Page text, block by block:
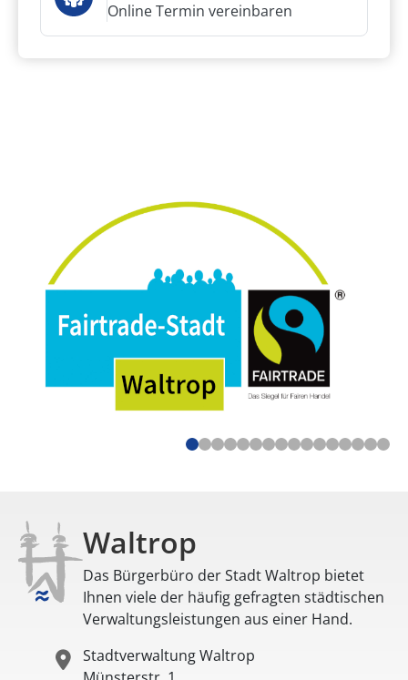
Online Termin vereinbaren
Waltrop
Das Bürgerbüro der Stadt Waltrop bietet
Ihnen viele der häufig gefragten städtischen
Verwaltungsleistungen aus einer Hand.
Stadtverwaltung Waltrop